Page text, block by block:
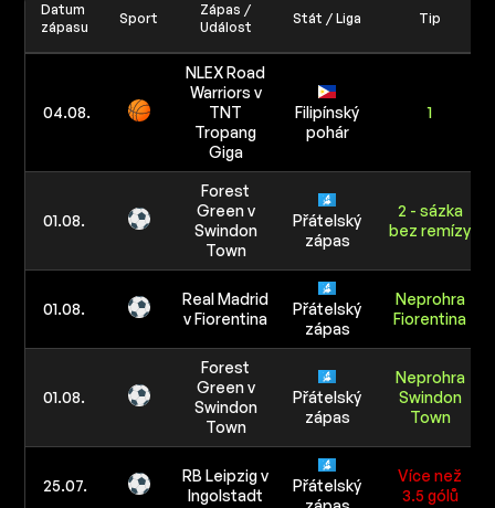
Datum
zápasu
Sport
Zápas /
Událost
Stát / Liga Tip
04.08.
NLEX Road
Warriors v
TNT
Tropang
Giga
Filipínský
pohár
1
01.08.
Forest
Green v
Swindon
Town
Přátelský
zápas
2 - sázka
bez remízy
01.08.
Real Madrid
v Fiorentina
Přátelský
zápas
Neprohra
Fiorentina
01.08.
Forest
Green v
Swindon
Town
Přátelský
zápas
Neprohra
Swindon
Town
25.07.
RB Leipzig v
Ingolstadt
Přátelský
Více než
3.5 gólů